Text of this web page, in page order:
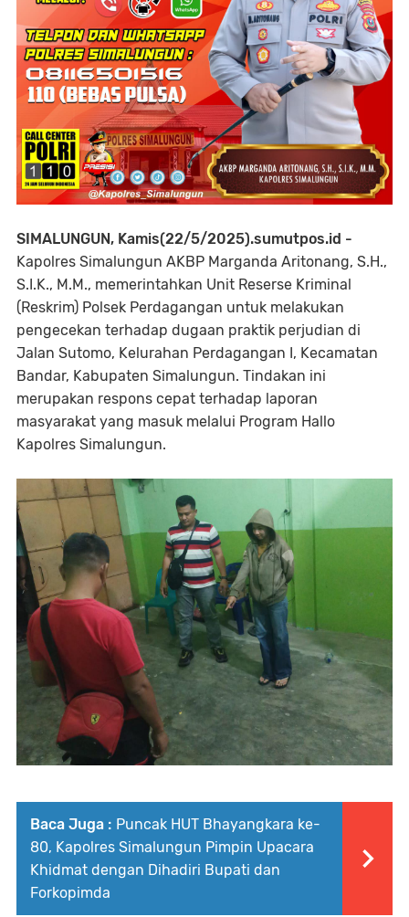
SIMALUNGUN, Kamis(22/5/2025).sumutpos.id -
Kapolres Simalungun AKBP Marganda Aritonang, S.H.,
S.I.K., M.M., memerintahkan Unit Reserse Kriminal
(Reskrim) Polsek Perdagangan untuk melakukan
pengecekan terhadap dugaan praktik perjudian di
Jalan Sutomo, Kelurahan Perdagangan I, Kecamatan
Bandar, Kabupaten Simalungun. Tindakan ini
merupakan respons cepat terhadap laporan
masyarakat yang masuk melalui Program Hallo
Kapolres Simalungun.
Baca Juga : Puncak HUT Bhayangkara ke-
80, Kapolres Simalungun Pimpin Upacara
Khidmat dengan Dihadiri Bupati dan
Forkopimda